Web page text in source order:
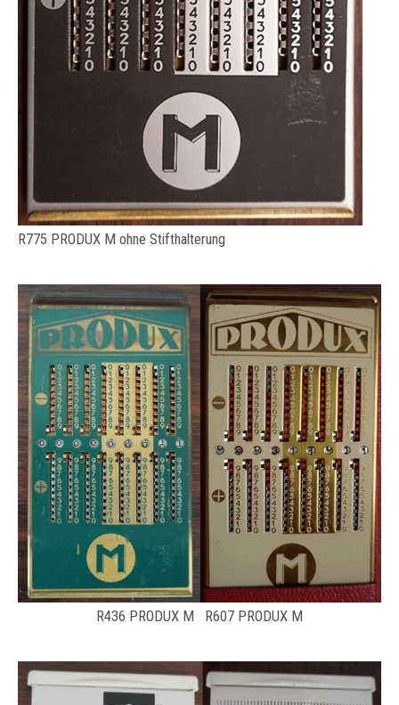
R775 PRODUX M ohne Stifthalterung
R436 PRODUX M R607 PRODUX M